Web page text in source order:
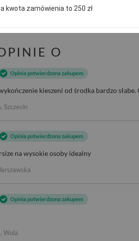
publikując dla innych.
O
Opinia potwierdzona zakupem
kieszeni od środka bardzo
Szczecin
Opinia potwierdzona zakupem
na wysokie osoby idealny
Opinia potwierdzona zakupem
Wola
kwota zamówienia to 250 zł